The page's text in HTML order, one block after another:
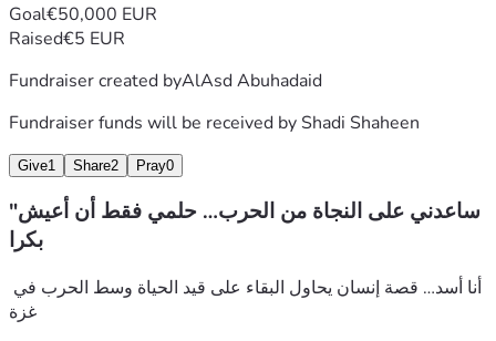
Goal€50,000 EUR
Raised€5 EUR
Fundraiser created byAlAsd Abuhadaid
Fundraiser funds will be received byShadi Shaheen
Give1 Share2 Pray0
"ساعدني على النجاة من الحرب… حلمي فقط أن أعيش
بكرا
غزة